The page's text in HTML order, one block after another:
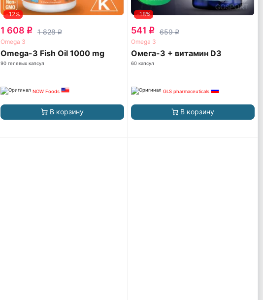
-12%
1 608 q 1 828q
Omega 3
Omega-3 Fish Oil 1000 mg
90 гелевых капсул
NOW Foods
В корзину
-18%
541 q 659q
Omega 3
Омега-3 + витамин D3
60 капсул
GLS pharmaceuticals
В корзину